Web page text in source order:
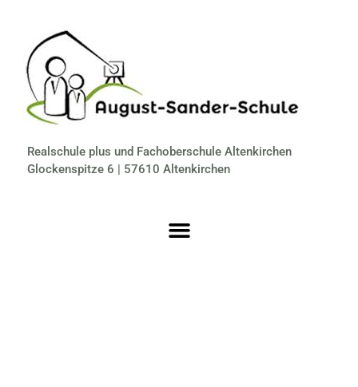
Realschule plus und Fachoberschule Altenkirchen
Glockenspitze 6 | 57610 Altenkirchen